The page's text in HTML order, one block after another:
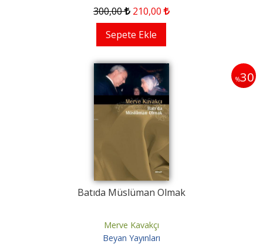
300,00 210,00
Sepete Ekle
%30
Batıda Müslüman Olmak
Merve Kavakçı
Beyan Yayınları